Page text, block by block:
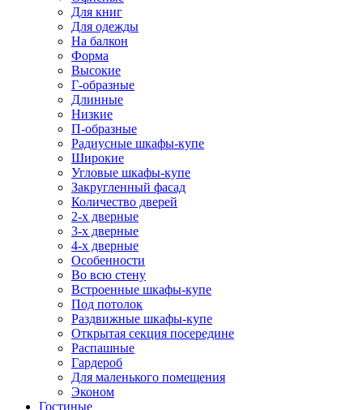
Для книг
Для одежды
На балкон
Форма
Высокие
Г-образные
Длинные
Низкие
П-образные
Радиусные шкафы-купе
Широкие
Угловые шкафы-купе
Закругленный фасад
Количество дверей
2-х дверные
3-х дверные
4-х дверные
Особенности
Во всю стену
Встроенные шкафы-купе
Под потолок
Раздвижные шкафы-купе
Открытая секция посередине
Распашные
Гардероб
Для маленького помещения
Эконом
Гостиные